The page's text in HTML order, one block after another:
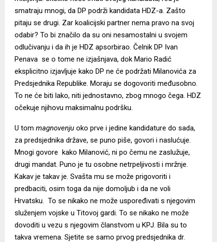
smatraju mnogi, da DP podrži kandidata HDZ-a. Zašto
pitaju se drugi. Zar koalicijski partner nema pravo na svoj
odabir? To bi značilo da su oni nesamostalni u svojem
odlučivanju i da ih je HDZ apsorbirao. Čelnik DP Ivan
Penava se o tome ne izjašnjava, dok Mario Radić
eksplicitno izjavljuje kako DP ne će podržati Milanovića za
Predsjednika Republike. Moraju se dogovoriti međusobno.
To ne će biti lako, niti jednostavno, zbog mnogo čega. HDZ
očekuje njihovu maksimalnu podršku.
U tom magnovenju oko prve i jedine kandidature do sada,
za predsjednika države, se puno piše, govori i naslućuje.
Mnogi govore kako Milanović, ni po čemu ne zaslužuje,
drugi mandat. Puno je tu osobne netrpeljivosti i mržnje.
Kakav je takav je. Svašta mu se može prigovoriti i
predbaciti, osim toga da nije domoljub i da ne voli
Hrvatsku. To se nikako ne može uspoređivati s njegovim
služenjem vojske u Titovoj gardi. To se nikako ne može
dovoditi u vezu s njegovim članstvom u KPJ. Bila su to
takva vremena. Sjetite se samo prvog predsjednika dr.